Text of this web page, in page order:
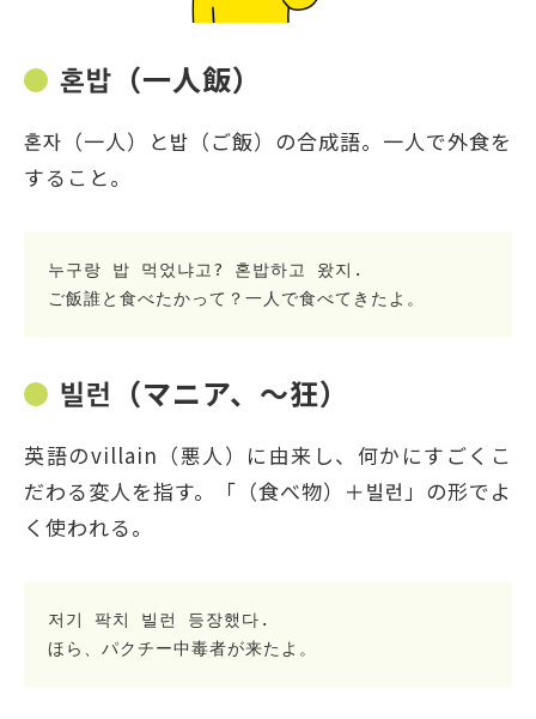
혼밥（一人飯）
혼자（一人）と밥（ご飯）の合成語。一人で外食を
すること。
누구랑 밥 먹었냐고? 혼밥하고 왔지.
ご飯誰と食べたかって？一人で食べてきたよ。
빌런（マニア、～狂）
英語のvillain（悪人）に由来し、何かにすごくこ
だわる変人を指す。「（食べ物）＋빌런」の形でよ
く使われる。
저기 팍치 빌런 등장했다.
ほら、パクチー中毒者が来たよ。